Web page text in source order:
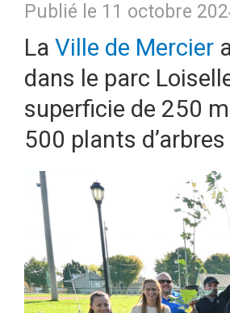
Publié le 11 octobre
La Ville de Mercier
dans le parc
superficie de 250
500 plants